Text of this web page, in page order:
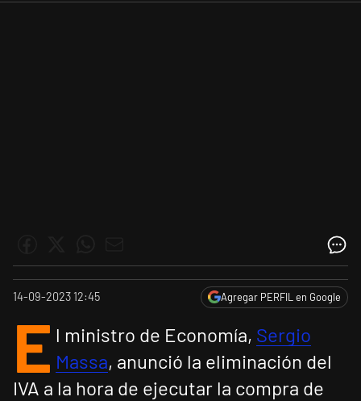
14-09-2023 12:45 Agregar PERFIL en Google
E l ministro de Economía, Sergio
Massa, anunció la eliminación del
IVA a la hora de ejecutar la compra de